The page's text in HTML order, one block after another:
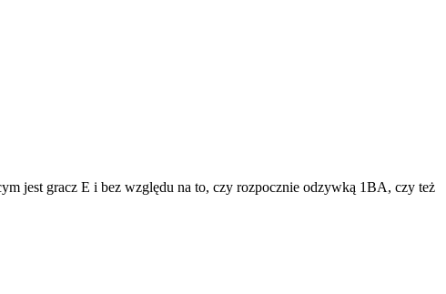
jest gracz E i bez względu na to, czy rozpocznie odzywką 1BA, czy też